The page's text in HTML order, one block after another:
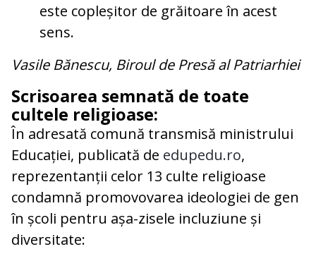
este copleșitor de grăitoare în acest
sens.
Vasile Bănescu, Biroul de Presă al Patriarhiei
Scrisoarea semnată de toate
cultele religioase:
În adresată comună transmisă ministrului
Educației, publicată de edupedu.ro,
reprezentanții celor 13 culte religioase
condamnă promovovarea ideologiei de gen
în școli pentru așa-zisele incluziune și
diversitate: